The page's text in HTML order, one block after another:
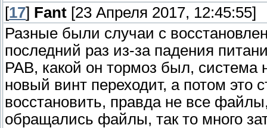
[17] Fant [23 Апреля 2017, 12:45:55]
Разные были случаи с
последний раз из-за падения
РАВ, какой он тормоз был, система
новый винт переходит, а потом это
восстановить, правда не все
обращались файлы, так то много